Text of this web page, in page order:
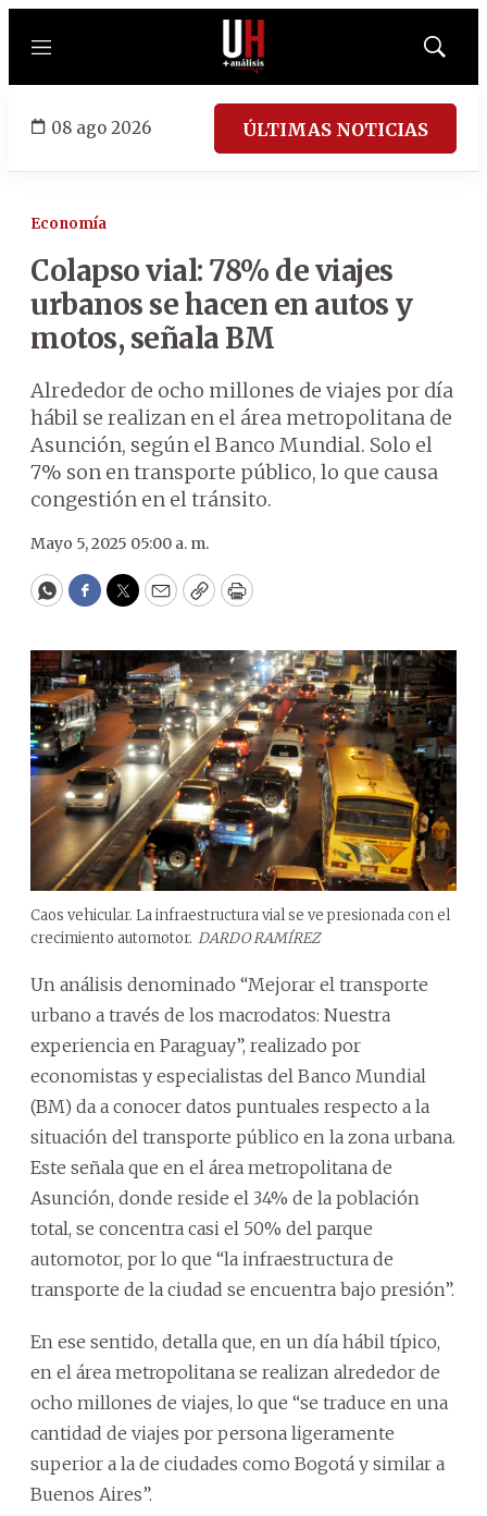
Menú
Mostrar
08 ago 2026 ÚLTIMAS NOTICIAS
Economía
Colapso vial: 78% de viajes
urbanos se hacen en autos y
motos, señala BM
Alrededor de ocho millones de viajes por día
hábil se realizan en el área metropolitana de
Asunción, según el Banco Mundial. Solo el
7% son en transporte público, lo que causa
congestión en el tránsito.
Mayo 5, 2025 05:00 a. m.
WhatsApp
Facebook
Twitter
EmailCopyPrint
Caos vehicular. La infraestructura vial se ve presionada con el
crecimiento automotor. DARDO RAMÍREZ
Un análisis denominado “Mejorar el transporte
urbano a través de los macrodatos: Nuestra
experiencia en Paraguay”, realizado por
economistas y especialistas del Banco Mundial
(BM) da a conocer datos puntuales respecto a la
situación del transporte público en la zona urbana.
Este señala que en el área metropolitana de
Asunción, donde reside el 34% de la población
total, se concentra casi el 50% del parque
automotor, por lo que “la infraestructura de
transporte de la ciudad se encuentra bajo presión”.
En ese sentido, detalla que, en un día hábil típico,
en el área metropolitana se realizan alrededor de
ocho millones de viajes, lo que “se traduce en una
cantidad de viajes por persona ligeramente
superior a la de ciudades como Bogotá y similar a
Buenos Aires”.